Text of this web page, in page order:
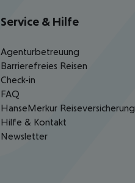
Service & Hilfe
Agenturbetreuung
Barrierefreies Reisen
Check-in
FAQ
HanseMerkur Reiseversicherung
Hilfe & Kontakt
Newsletter